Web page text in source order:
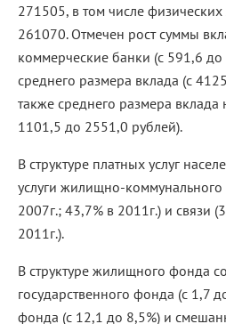
271505, в том числе
261070. Отмечен рост суммы
коммерческие банки (с 591,6
среднего размера вклада (с
также среднего размера вклада
1101,5 до 2551,0 рублей).
В структуре платных услуг
услуги жилищно-коммунального
2007г.; 43,7% в 2011г.) и связи
2011г.).
В структуре жилищного фонда
государственного фонда (с 1,7
фонда (с 12,1 до 8,5%) и